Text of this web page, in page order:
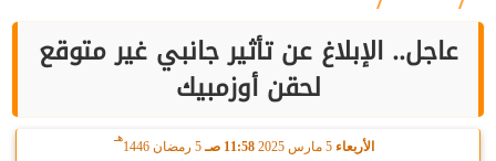
عاجل.. الإبلاغ عن تأثير جانبي غير متوقع
لحقن أوزمبيك
الأربعاء 5 مارس 2025 11:58 صـ 5 رمضان 1446
هـ